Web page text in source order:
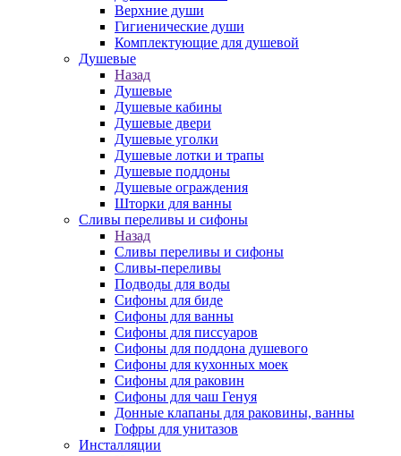
Верхние души
Гигиенические души
Комплектующие для душевой
Душевые
Назад
Душевые
Душевые кабины
Душевые двери
Душевые уголки
Душевые лотки и трапы
Душевые поддоны
Душевые ограждения
Шторки для ванны
Сливы переливы и сифоны
Назад
Сливы переливы и сифоны
Сливы-переливы
Подводы для воды
Сифоны для биде
Сифоны для ванны
Сифоны для писсуаров
Сифоны для поддона душевого
Сифоны для кухонных моек
Сифоны для раковин
Сифоны для чаш Генуя
Донные клапаны для раковины, ванны
Гофры для унитазов
Инсталляции